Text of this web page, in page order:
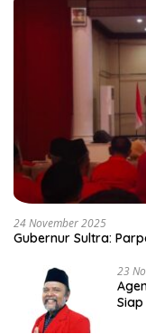
24 November 2025
Gubernur Sultra:
23